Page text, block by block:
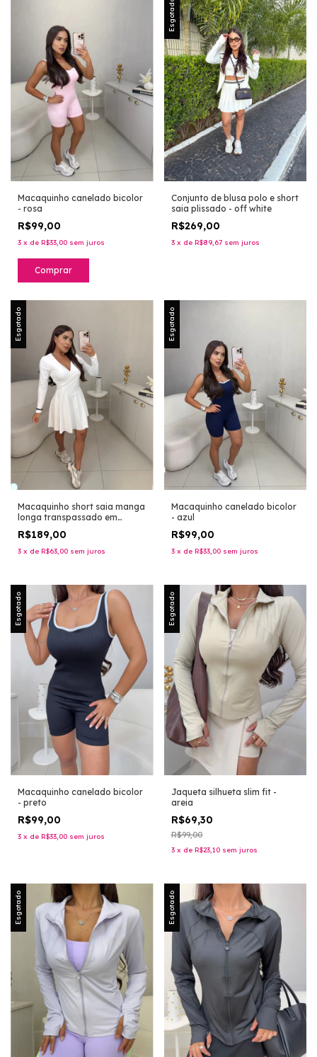
Macaquinho canelado bicolor
- rosa
R$99,00
3 x de R$33,00 sem juros
Comprar
Esgotado
Conjunto de blusa polo e short
saia plissado - off white
R$269,00
3 x de R$89,67 sem juros
Esgotado
Macaquinho short saia manga
longa transpassado em
poliamida premium - off white
R$189,00
3 x de R$63,00 sem juros
Esgotado
Macaquinho canelado bicolor
- azul
R$99,00
3 x de R$33,00 sem juros
Esgotado
Macaquinho canelado bicolor
- preto
R$99,00
3 x de R$33,00 sem juros
Esgotado
Jaqueta silhueta slim fit -
areia
R$69,30
R$99,00
3 x de R$23,10 sem juros
Esgotado Esgotado